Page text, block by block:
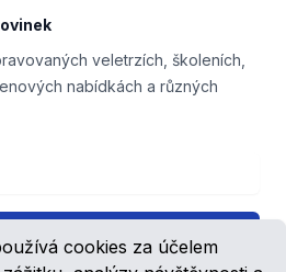
cookies za účelem
veletrzích, školeních,
nabídkách a různých
Přihlášení